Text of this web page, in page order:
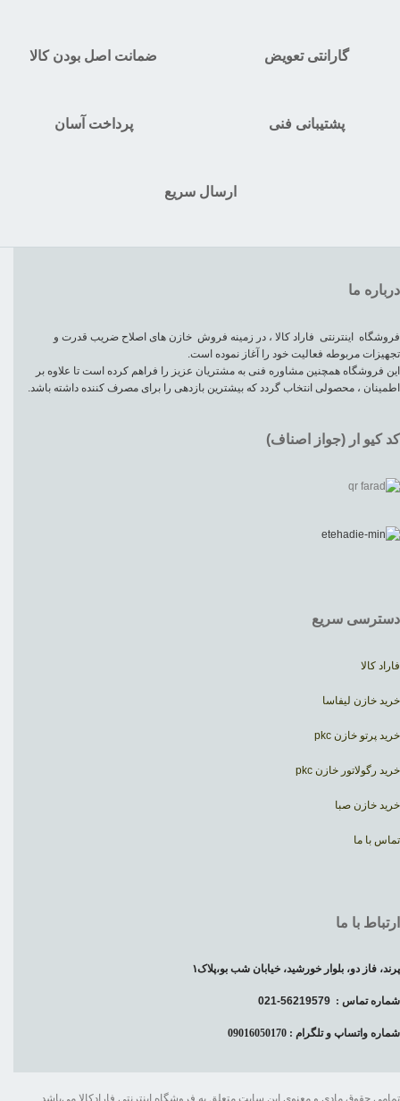
ضمانت اصل بودن کالا گارانتی تعویض
پرداخت آسان پشتیبانی فنی
ارسال سریع
درباره ما
فروشگاه اینترنتی فاراد کالا ، در زمینه فروش خازن های اصلاح ضریب قدرت و
تجهیزات مربوطه فعالیت خود را آغاز نموده است.
این فروشگاه همچنین مشاوره فنی به مشتریان عزیز را فراهم کرده است تا علاوه بر
اطمینان ، محصولی انتخاب گردد که بیشترین بازدهی را برای مصرف کننده داشته باشد.
کد کیو ار (جواز اصناف)
دسترسی سریع
فاراد کالا
خرید خازن لیفاسا
خرید پرتو خازن pkc
خرید رگولاتور خازن pkc
خرید خازن صبا
تماس با ما
ارتباط با ما
پرند، فاز دو، بلوار خورشید، خیابان شب بو،پلاک۱
شماره تماس : 56219579-021
شماره واتساپ و تلگرام : 09016050170
تمامی حقوق مادی و معنوی این سایت متعلق به فروشگاه اینترنتی فارادکالا می‌باشد.